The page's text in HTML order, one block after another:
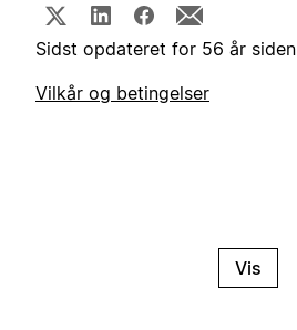
Sidst opdateret for 56 år siden
Vilkår og betingelser
Vis